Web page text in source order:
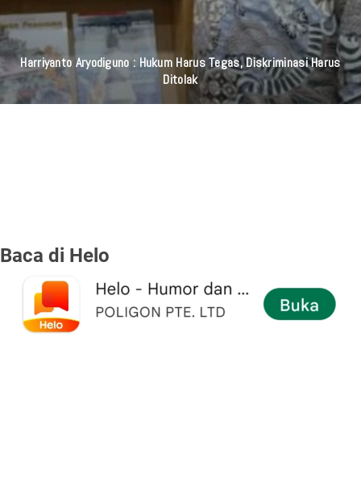
Harriyanto Aryodiguno : Hukum Harus Tegas, Diskriminasi Harus
Ditolak
Baca di Helo